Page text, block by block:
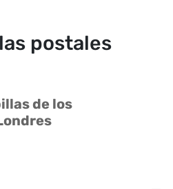
postales
de los